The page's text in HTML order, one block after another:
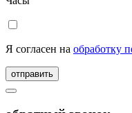
Я согласен на обработку
отправить